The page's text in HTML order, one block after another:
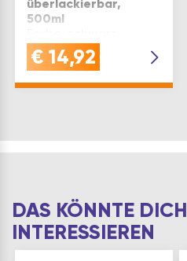
überlackierbar,
500ml
€ 14,92
DAS KÖNNTE
INTERESSIEREN